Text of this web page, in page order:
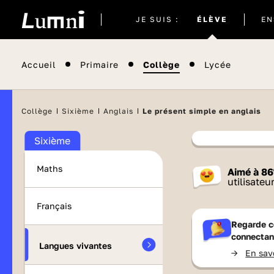
JE SUIS : ÉLÈVE
actuel
Accueil Primaire Collège Lycée
Collège Sixième Anglais Le présent simple en anglais
Sixième
Maths
Français
Langues vivantes
France
Il
Aimé à86
Regarde
-> En